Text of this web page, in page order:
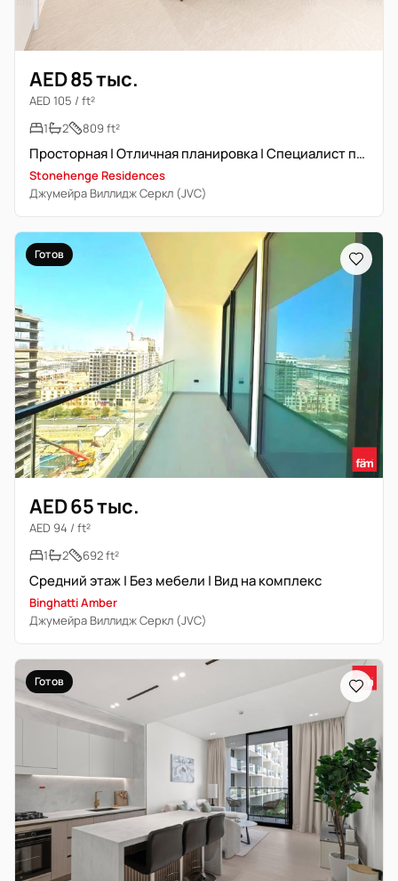
AED 85 тыс.
AED 105 / ft²
1
2 809 ft²
Просторная | Отличная планировка | Специалист по недвижимости
Stonehenge Residences
Джумейра Виллидж Серкл (JVC)
Готов
AED 65 тыс.
AED 94 / ft²
1
2 692 ft²
Средний этаж | Без мебели | Вид на комплекс
Binghatti Amber
Джумейра Виллидж Серкл (JVC)
Готов